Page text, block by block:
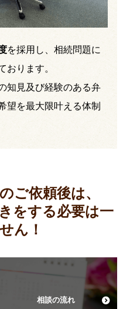
を採用し、相続問題に
おります。
知見及び経験のある弁
望を最大限叶える体制
ご依頼後は、
をする必要は一
ん！
相談の流れ